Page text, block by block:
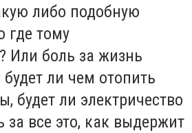
либо подобную
где тому
Или боль за жизнь
ли чем отопить
будет ли электричество
за все это, как выдержит